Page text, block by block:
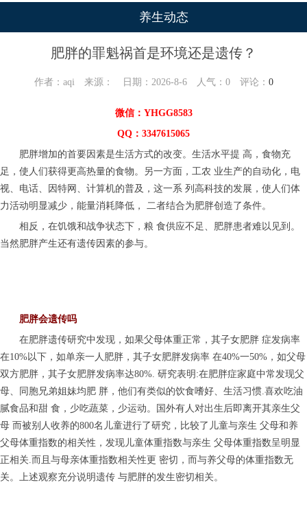
信息
养生动态
肥胖的罪魁祸首是环境还是遗传？
作者：aqi 来源： 日期：2026-8-6 人气： 0评论： 0
微信：YHGG8583
QQ：3347615065
肥胖增加的首要因素是生活方式的改变。生活水平提 高，食物充
足，使人们获得更高热量的食物。另一方面，工农 业生产的自动化，电
视、电话、因特网、计算机的普及，这一系 列高科技的发展，使人们体
力活动明显减少，能量消耗降低， 二者结合为肥胖创造了条件。
相反，在饥饿和战争状态下，粮 食供应不足、肥胖患者难以见到。
当然肥胖产生还有遗传因素的参与。
肥胖会遗传吗
在肥胖遗传研究中发现，如果父母体重正常，其子女肥胖 症发病率
在10%以下，如单亲一人肥胖，其子女肥胖发病率 在40%一50%，如父母
双方肥胖，其子女肥胖发病率达80%. 研究表明:在肥胖症家庭中常发现父
母、同胞兄弟姐妹均肥 胖，他们有类似的饮食嗜好、生活习惯.喜欢吃油
腻食品和甜 食，少吃蔬菜，少运动。国外有人对出生后即离开其亲生父
母 而被别人收养的800名儿童进行了研究，比较了儿童与亲生 父母和养
父母体重指数的相关性，发现儿童体重指数与亲生 父母体重指数呈明显
正相关.而且与母亲体重指数相关性更 密切，而与养父母的体重指数无
关。上述观察充分说明遗传 与肥胖的发生密切相关。